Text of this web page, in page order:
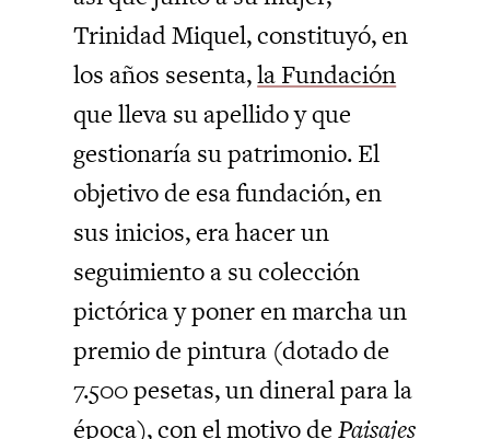
Trinidad Miquel, constituyó, en
los años sesenta,la Fundación
que lleva su apellido y que
gestionaría su patrimonio. El
objetivo de esa fundación, en
sus inicios, era hacer un
seguimiento a su colección
pictórica y poner en marcha un
premio de pintura (dotado de
7.500 pesetas, un dineral para la
época), con el motivo dePaisajes